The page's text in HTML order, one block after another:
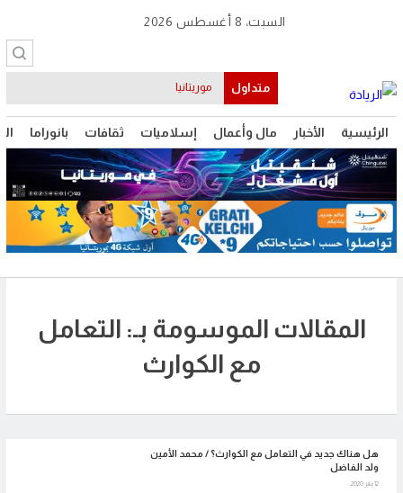
الرئيسية الأخبار مال وأعمال إسلاميات ثقافات بانوراما
السبت، 8 أغسطس 2026
متداول موريتانيا
المقالات الموسومة بـ: التعامل
مع الكوارث
هل هناك جديد في التعامل مع الكوارث؟ / محمد الأمين
ولد الفاضل
12 يناير 2020